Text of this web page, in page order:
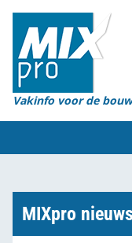
Vakinfo voor de
Home
Magazines
Organisaties
Marktcijfers
MIXpro